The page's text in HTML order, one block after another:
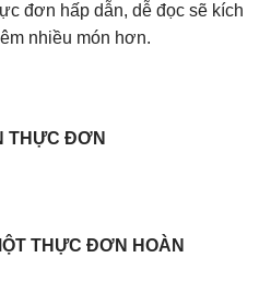
đơn hấp dẫn, dễ đọc sẽ kích
nhiều món hơn.
THỰC ĐƠN
THỰC ĐƠN HOÀN